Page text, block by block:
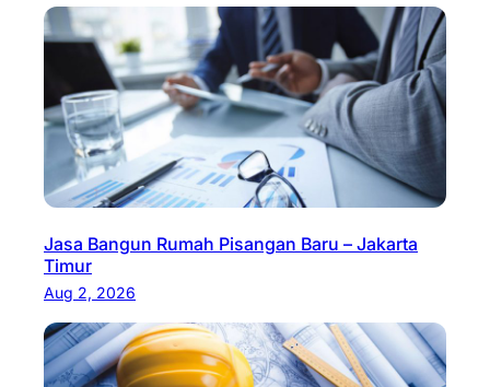
Jasa Bangun Rumah Pisangan Baru – Jakarta
Timur
Aug 2, 2026